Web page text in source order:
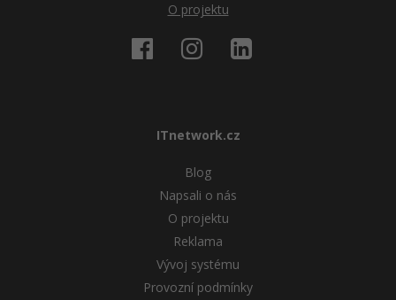
O projektu
ITnetwork.cz
Blog
Napsali o nás
O projektu
Reklama
Vývoj systému
Provozní podmínky